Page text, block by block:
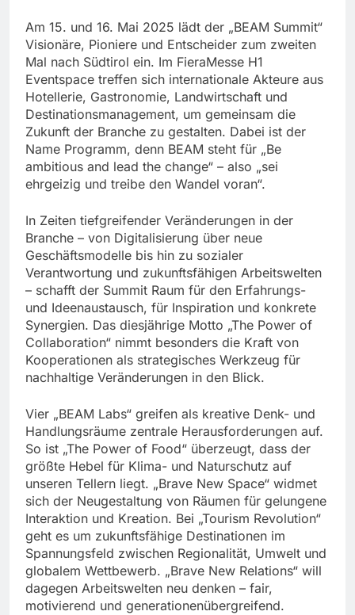
Am 15. und 16. Mai 2025 lädt der „BEAM Summit“
Visionäre, Pioniere und Entscheider zum zweiten
Mal nach Südtirol ein. Im FieraMesse H1
Eventspace treffen sich internationale Akteure aus
Hotellerie, Gastronomie, Landwirtschaft und
Destinationsmanagement, um gemeinsam die
Zukunft der Branche zu gestalten. Dabei ist der
Name Programm, denn BEAM steht für „Be
ambitious and lead the change“ – also „sei
ehrgeizig und treibe den Wandel voran“.
In Zeiten tiefgreifender Veränderungen in der
Branche – von Digitalisierung über neue
Geschäftsmodelle bis hin zu sozialer
Verantwortung und zukunftsfähigen Arbeitswelten
– schafft der Summit Raum für den Erfahrungs-
und Ideenaustausch, für Inspiration und konkrete
Synergien. Das diesjährige Motto „The Power of
Collaboration“ nimmt besonders die Kraft von
Kooperationen als strategisches Werkzeug für
nachhaltige Veränderungen in den Blick.
Vier „BEAM Labs“ greifen als kreative Denk- und
Handlungsräume zentrale Herausforderungen auf.
So ist „The Power of Food“ überzeugt, dass der
größte Hebel für Klima- und Naturschutz auf
unseren Tellern liegt. „Brave New Space“ widmet
sich der Neugestaltung von Räumen für gelungene
Interaktion und Kreation. Bei „Tourism Revolution“
geht es um zukunftsfähige Destinationen im
Spannungsfeld zwischen Regionalität, Umwelt und
globalem Wettbewerb. „Brave New Relations“ will
dagegen Arbeitswelten neu denken – fair,
motivierend und generationenübergreifend.